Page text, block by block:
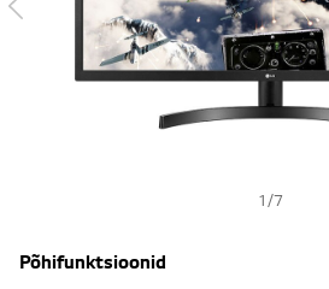
1 /7
Põhifunktsioonid